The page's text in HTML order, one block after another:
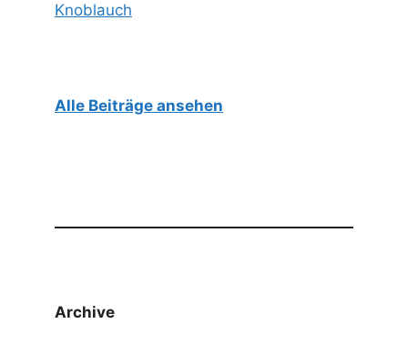
Knoblauch
Alle Beiträge ansehen
Archive